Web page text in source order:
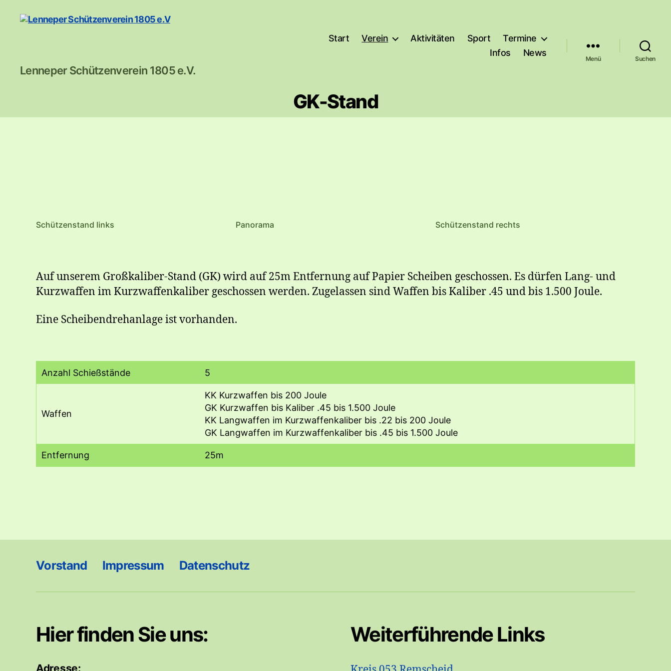
Schützenverein
Lenneper Schützenverein 1805 e.V.
Start Verein Aktivitäten Sport
Termine
Infos
News
Menü Suchen
GK-Stand
Schützenstand links Panorama Schützenstand rechts
Auf unserem Großkaliber-Stand (GK) wird auf 25m Entfernung auf Papier Scheiben geschossen. Es dürfen Lang- und
Kurzwaffen im Kurzwaffenkaliber geschossen werden. Zugelassen sind Waffen bis Kaliber .45 und bis 1.500 Joule.
Eine Scheibendrehanlage ist vorhanden.
Anzahl Schießstände 5
Waffen
KK Kurzwaffen bis 200 Joule
GK Kurzwaffen bis Kaliber .45 bis 1.500 Joule
KK Langwaffen im Kurzwaffenkaliber bis .22 bis 200 Joule
GK Langwaffen im Kurzwaffenkaliber bis .45 bis 1.500 Joule
Entfernung 25m
Vorstand Impressum Datenschutz
Hier finden Sie uns:
Adresse:
Weiterführende Links